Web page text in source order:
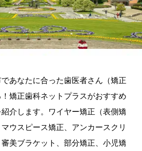
あなたに合った歯医者さん（矯正
矯正歯科ネットプラスがおすすめ
介します。ワイヤー矯正（表側矯
ウスピース矯正、アンカースクリ
美ブラケット、部分矯正、小児矯